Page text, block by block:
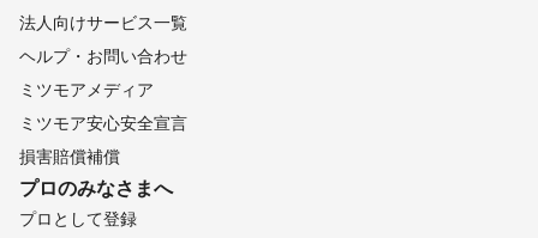
法人向けサービス一覧
ヘルプ・お問い合わせ
ミツモアメディア
ミツモア安心安全宣言
損害賠償補償
プロのみなさまへ
プロとして登録